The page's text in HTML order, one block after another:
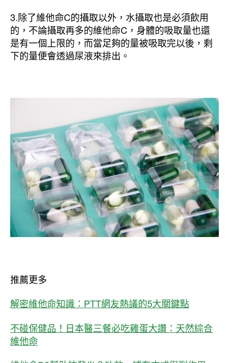
3.除了維他命C的攝取以外，水攝取也是必須飲用
的，不論攝取再多的維他命C，身體的吸取量也還
是有一個上限的，而當足夠的量被吸取完以後，剩
下的量便會透過尿液來排出。
推薦更多
解密維他命知識：PTT網友熱議的5大關鍵點
不碰保健品！日本醫三餐必吃雞蛋大讚：天然綜合
維他命